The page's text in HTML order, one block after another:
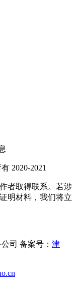
2020-2021
者取得联系。若涉
明材料，我们将立
司 备案号： 津